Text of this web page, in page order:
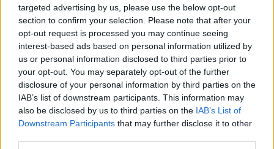
targeted advertising by us, please use the below opt-out
section to confirm your selection. Please note that after your
opt-out request is processed you may continue seeing
interest-based ads based on personal information utilized by
us or personal information disclosed to third parties prior to
your opt-out. You may separately opt-out of the further
disclosure of your personal information by third parties on the
IAB’s list of downstream participants. This information may
also be disclosed by us to third parties on the IAB’s List of
Downstream Participants that may further disclose it to other
Lietuvos pašto Komunikacijos projektų
vadovas Lukas Zadarackas taip pat aiškino,
kad siuntas į kitą paštomatą dažniausiai
tenka nukreipti artėjant Kalėdoms, kada
siuntų kiekiai būna smarkiai išaugę.
„Į alternatyvius paštomatus vidutiniškai yra